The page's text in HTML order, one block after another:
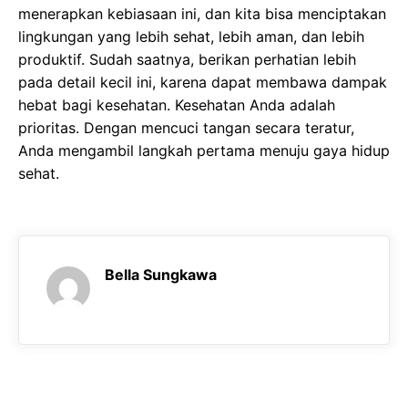
menerapkan kebiasaan ini, dan kita bisa menciptakan
lingkungan yang lebih sehat, lebih aman, dan lebih
produktif. Sudah saatnya, berikan perhatian lebih
pada detail kecil ini, karena dapat membawa dampak
hebat bagi kesehatan. Kesehatan Anda adalah
prioritas. Dengan mencuci tangan secara teratur,
Anda mengambil langkah pertama menuju gaya hidup
sehat.
Bella Sungkawa